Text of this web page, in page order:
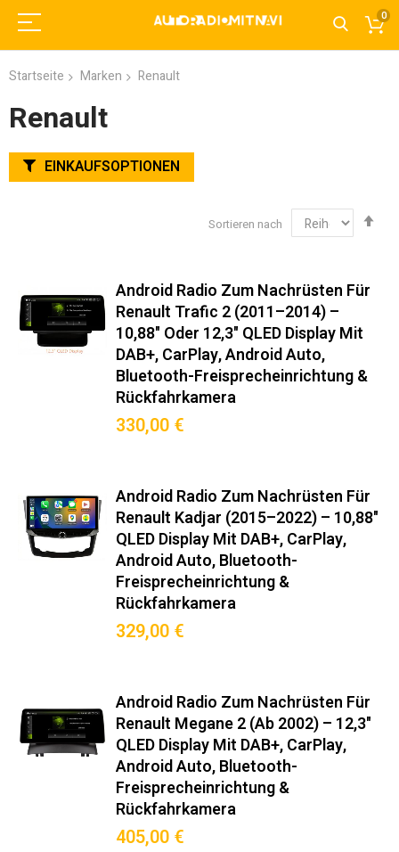
0
Startseite Marken Renault
Renault
Sortieren nach
Android Radio Zum Nachrüsten Für
Renault Trafic 2 (2011–2014) –
10,88" Oder 12,3" QLED Display Mit
DAB+, CarPlay, Android Auto,
Bluetooth-Freisprecheinrichtung &
Rückfahrkamera
330,00 €
Android Radio Zum Nachrüsten Für
Renault Kadjar (2015–2022) – 10,88"
QLED Display Mit DAB+, CarPlay,
Android Auto, Bluetooth-
Freisprecheinrichtung &
Rückfahrkamera
329,00 €
Android Radio Zum Nachrüsten Für
Renault Megane 2 (ab 2002) – 12,3"
QLED Display Mit DAB+, CarPlay,
Android Auto, Bluetooth-
Freisprecheinrichtung &
Rückfahrkamera
405,00 €
EINKAUFSOPTIONEN